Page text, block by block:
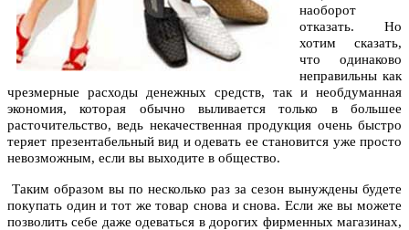
наоборот
отказать. Но
хотим сказать,
что одинаково
неправильны как
чрезмерные расходы денежных средств, так и необдуманная
экономия, которая обычно выливается только в большее
расточительство, ведь некачественная продукция очень быстро
теряет презентабельный вид и одевать ее становится уже просто
невозможным, если вы выходите в общество.
Таким образом вы по несколько раз за сезон вынуждены будете
покупать один и тот же товар снова и снова. Если же вы можете
позволить себе даже одеваться в дорогих фирменных магазинах,